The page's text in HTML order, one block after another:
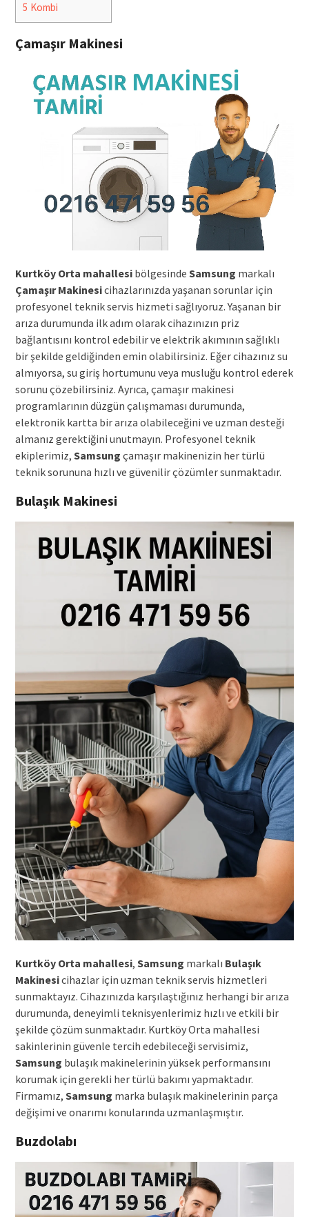
5 Kombi
Çamaşır Makinesi
Kurtköy Orta mahallesibölgesinde Samsung markalı
Çamaşır Makinesicihazlarınızda yaşanan sorunlar için
profesyonel teknik servis hizmeti sağlıyoruz. Yaşanan bir
arıza durumunda ilk adım olarak cihazınızın priz
bağlantısını kontrol edebilir ve elektrik akımının sağlıklı
bir şekilde geldiğinden emin olabilirsiniz. Eğer cihazınız su
almıyorsa, su giriş hortumunu veya musluğu kontrol ederek
sorunu çözebilirsiniz. Ayrıca, çamaşır makinesi
programlarının düzgün çalışmaması durumunda,
elektronik kartta bir arıza olabileceğini ve uzman desteği
almanız gerektiğini unutmayın. Profesyonel teknik
ekiplerimiz, Samsung çamaşır makinenizin her türlü
teknik sorununa hızlı ve güvenilir çözümler sunmaktadır.
Bulaşık Makinesi
Kurtköy Orta mahallesi, Samsung markalı Bulaşık
Makinesicihazlar için uzman teknik servis hizmetleri
sunmaktayız. Cihazınızda karşılaştığınız herhangi bir arıza
durumunda, deneyimli teknisyenlerimiz hızlı ve etkili bir
şekilde çözüm sunmaktadır. Kurtköy Orta mahallesi
sakinlerinin güvenle tercih edebileceği servisimiz,
Samsung bulaşık makinelerinin yüksek performansını
korumak için gerekli her türlü bakımı yapmaktadır.
Firmamız, Samsung marka bulaşık makinelerinin parça
değişimi ve onarımı konularında uzmanlaşmıştır.
Buzdolabı